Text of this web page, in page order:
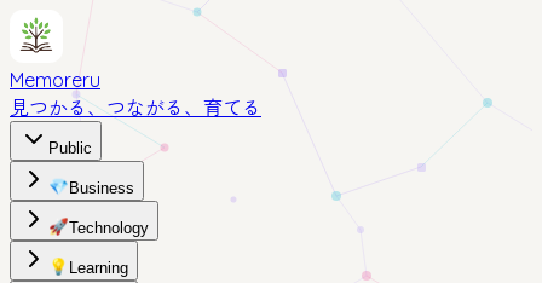
Memoreru
見つかる、つながる、育てる
Public
💎 Business
🚀Technology
💡 Learning